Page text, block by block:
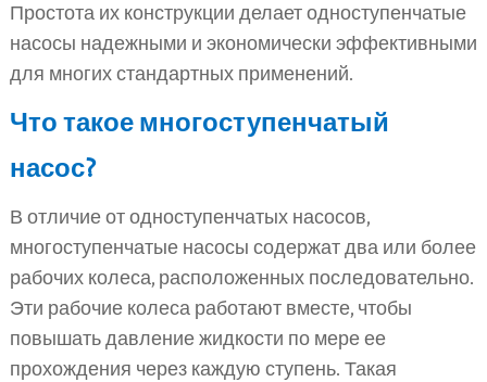
Простота их конструкции делает одноступенчатые
насосы надежными и экономически эффективными
для многих стандартных применений.
Что такое многоступенчатый
насос?
В отличие от одноступенчатых насосов,
многоступенчатые насосы содержат два или более
рабочих колеса, расположенных последовательно.
Эти рабочие колеса работают вместе, чтобы
повышать давление жидкости по мере ее
прохождения через каждую ступень. Такая